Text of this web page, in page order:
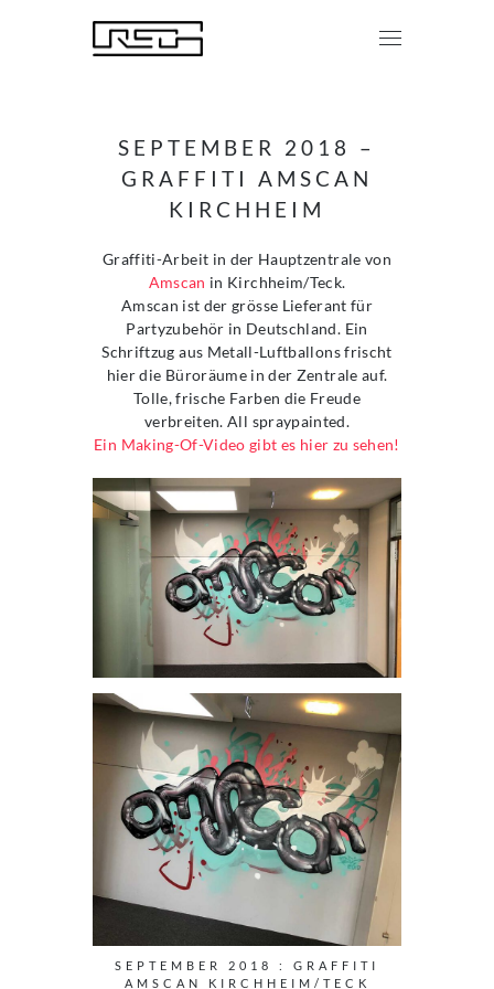
SEPTEMBER 2018 –
GRAFFITI AMSCAN
KIRCHHEIM
Graffiti-Arbeit in der Hauptzentrale von
Amscan in Kirchheim/Teck.
Amscan ist der grösse Lieferant für
Partyzubehör in Deutschland. Ein
Schriftzug aus Metall-Luftballons frischt
hier die Büroräume in der Zentrale auf.
Tolle, frische Farben die Freude
verbreiten. All spraypainted.
Ein Making-Of-Video gibt es hier zu sehen!
SEPTEMBER 2018 : GRAFFITI
AMSCAN KIRCHHEIM/TECK